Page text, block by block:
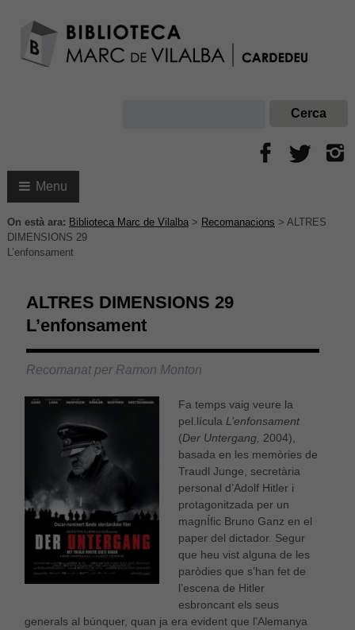
Menu
On està ara: Biblioteca Marc de Vilalba> Recomanacions > ALTRES
DIMENSIONS 29
L’enfonsament
ALTRES DIMENSIONS 29
L’enfonsament
Recomanat per Ramon Monton
Fa temps vaig veure la
pel.lícula L’enfonsament
(Der Untergang, 2004),
basada en les memòries de
Traudl Junge, secretària
personal d’Adolf Hitler i
protagonitzada per un
magnÍfic Bruno Ganz en el
paper del dictador. Segur
que heu vist alguna de les
paròdies que s’han fet de
l’escena de Hitler
esbroncant els seus
generals al búnquer, quan ja era evident que l’Alemanya